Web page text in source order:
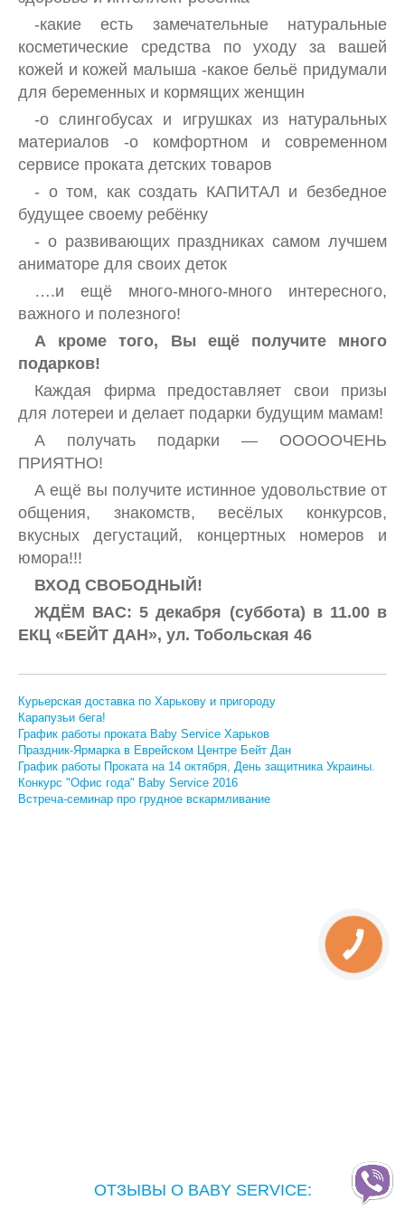
-какие есть замечательные натуральные
косметические средства по уходу за вашей
кожей и кожей малыша -какое бельё придумали
для беременных и кормящих женщин
-о слингобусах и игрушках из натуральных
материалов -о комфортном и современном
сервисе проката детских товаров
- о том, как создать КАПИТАЛ и безбедное
будущее своему ребёнку
- о развивающих праздниках самом лучшем
аниматоре для своих деток
….и ещё много-много-много интересного,
важного и полезного!
А кроме того, Вы ещё получите много
подарков!
Каждая фирма предоставляет свои призы
для лотереи и делает подарки будущим мамам!
А получать подарки — ОООООЧЕНЬ
ПРИЯТНО!
А ещё вы получите истинное удовольствие от
общения, знакомств, весёлых конкурсов,
вкусных дегустаций, концертных номеров и
юмора!!!
ВХОД СВОБОДНЫЙ!
ЖДЁМ ВАС: 5 декабря (суббота) в 11.00 в
ЕКЦ «БЕЙТ ДАН», ул. Тобольская 46
Курьерская доставка по Харькову и пригороду
Карапузьи бега!
График работы проката Baby Service Харьков
Праздник-Ярмарка в Еврейском Центре Бейт Дан
График работы Проката на 14 октября, День защитника Украины.
Конкурс "Офис года" Baby Service 2016
Встреча-семинар про грудное вскармливание
ОТЗЫВЫ О BABY SERVICE: